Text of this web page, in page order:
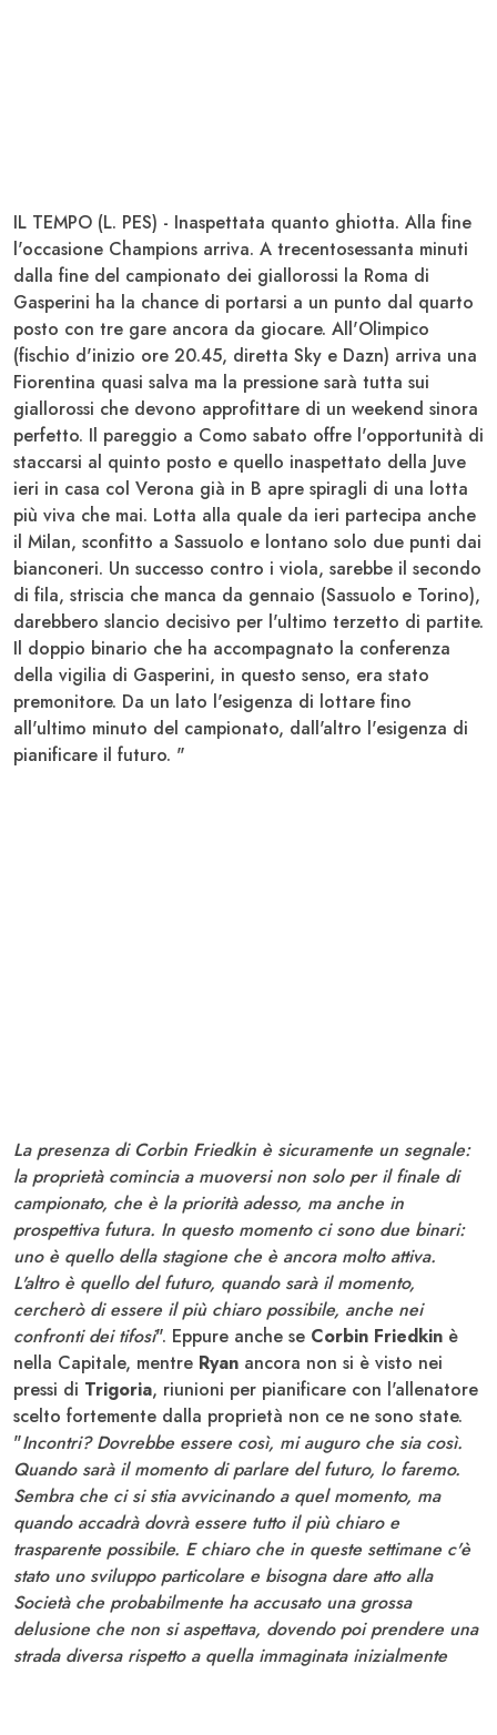
IL TEMPO (L. PES) - Inaspettata quanto ghiotta. Alla fine
l'occasione Champions arriva. A trecentosessanta minuti
dalla fine del campionato dei giallorossi la Roma di
Gasperini ha la chance di portarsi a un punto dal quarto
posto con tre gare ancora da giocare. All'Olimpico
(fischio d'inizio ore 20.45, diretta Sky e Dazn) arriva una
Fiorentina quasi salva ma la pressione sarà tutta sui
giallorossi che devono approfittare di un weekend sinora
perfetto. Il pareggio a Como sabato offre l'opportunità di
staccarsi al quinto posto e quello inaspettato della Juve
ieri in casa col Verona già in B apre spiragli di una lotta
più viva che mai. Lotta alla quale da ieri partecipa anche
il Milan, sconfitto a Sassuolo e lontano solo due punti dai
bianconeri. Un successo contro i viola, sarebbe il secondo
di fila, striscia che manca da gennaio (Sassuolo e Torino),
darebbero slancio decisivo per l'ultimo terzetto di partite.
Il doppio binario che ha accompagnato la conferenza
della vigilia di Gasperini, in questo senso, era stato
premonitore. Da un lato l'esigenza di lottare fino
all'ultimo minuto del campionato, dall'altro l'esigenza di
pianificare il futuro. "
La presenza di Corbin Friedkin è sicuramente un segnale:
la proprietà comincia a muoversi non solo per il finale di
campionato, che è la priorità adesso, ma anche in
prospettiva futura. In questo momento ci sono due binari:
uno è quello della stagione che è ancora molto attiva.
L'altro è quello del futuro, quando sarà il momento,
cercherò di essere il più chiaro possibile, anche nei
confronti dei tifosi". Eppure anche se Corbin Friedkin è
nella Capitale, mentre Ryan ancora non si è visto nei
pressi di Trigoria, riunioni per pianificare con l'allenatore
scelto fortemente dalla proprietà non ce ne sono state.
"Incontri? Dovrebbe essere così, mi auguro che sia così.
Quando sarà il momento di parlare del futuro, lo faremo.
Sembra che ci si stia avvicinando a quel momento, ma
quando accadrà dovrà essere tutto il più chiaro e
trasparente possibile. E chiaro che in queste settimane c'è
stato uno sviluppo particolare e bisogna dare atto alla
Società che probabilmente ha accusato una grossa
delusione che non si aspettava, dovendo poi prendere una
strada diversa rispetto a quella immaginata inizialmente